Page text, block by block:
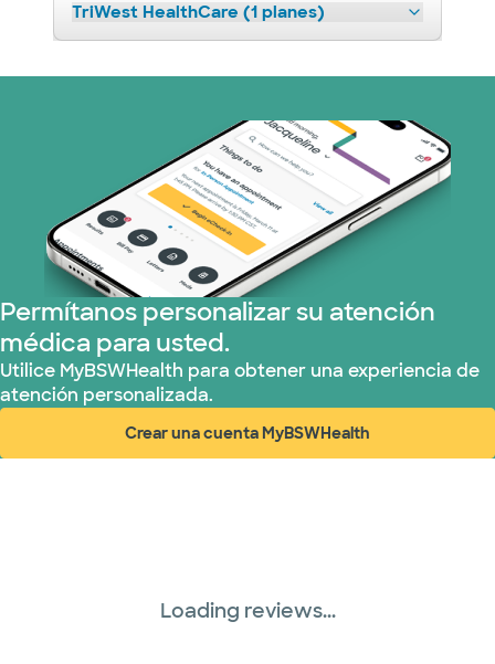
TriWest HealthCare (1 planes)
Permítanos personalizar su atención
médica para usted.
Utilice MyBSWHealth para obtener una experiencia de
atención personalizada.
Crear una cuenta MyBSWHealth
(abre en ventana nueva)
Loading reviews...